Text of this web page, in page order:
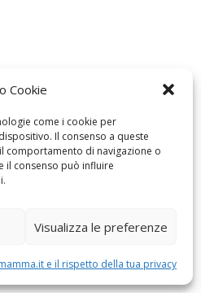
Cookie
come i cookie per
Il consenso a queste
comportamento di navigazione o
il consenso può influire
Visualizza le preferenze
e il rispetto della tua privacy